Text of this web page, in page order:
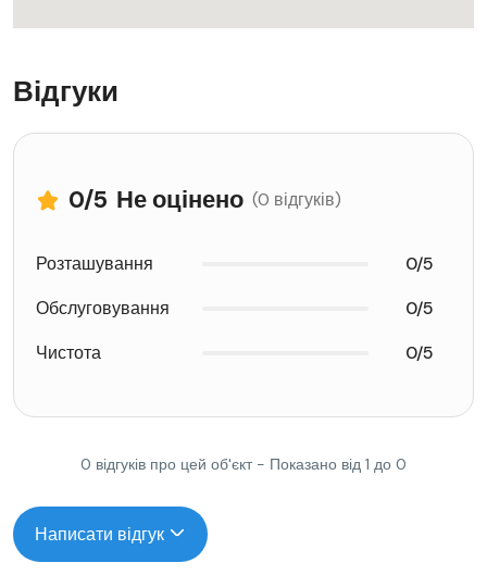
Відгуки
0/5 Не оцінено (0 відгуків)
Розташування
0/5
Обслуговування
0/5
Чистота
0/5
0 відгуків про цей об'єкт - Показано від 1 до 0
Написати відгук